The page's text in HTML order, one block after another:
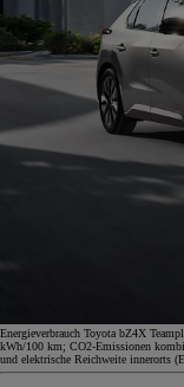
Energieverbrauch Toyota bZ4X
kWh/100 km; CO2-Emissionen
und elektrische Reichweite